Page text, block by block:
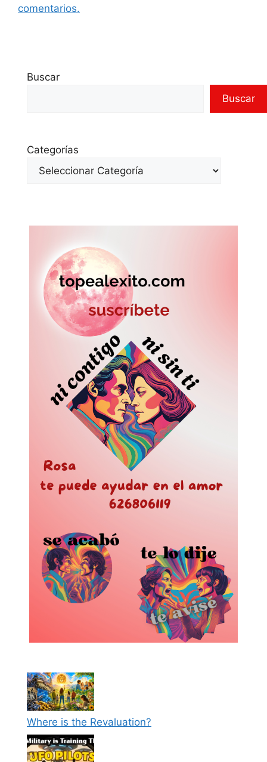
comentarios.
Buscar
Buscar
Categorías
Where is the Revaluation?